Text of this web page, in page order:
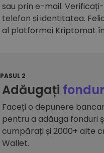
Explorator de investiții
Găsește-ți strategia cripto
sau prin e-mail.
telefon și identitatea.
al platformei Kriptomat
PASUL 2
Adăugați
Faceți o depunere
pentru a adăuga fonduri
cumpărați și 2000+ alte
Wallet.